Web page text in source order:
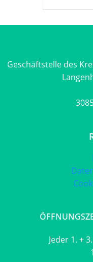
Geschäftstelle des
Jeder 1. +